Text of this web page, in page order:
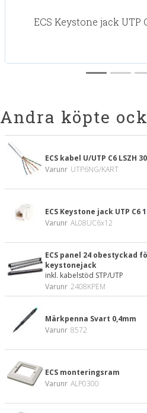
ECS Keystone jack UTP
Andra köpte
ECS kabel U/UTP C6 LSZH
Varunr UTP6NG/KART
ECS Keystone jack UTP C6
Varunr AL08UC6x12
ECS panel 24 obestyckad
keystonejack
inkl. kabelstöd STP/UTP
Varunr 2408KPEM
Märkpenna Svart 0,4mm
Varunr 8572
ECS monteringsram
Varunr ALP0300